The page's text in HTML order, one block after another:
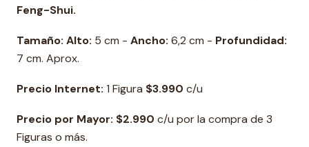
Feng-Shui.
Tamaño: Alto: 5 cm - Ancho: 6,2 cm - Profundidad:
7 cm. Aprox.
Precio Internet: 1 Figura $3.990 c/u
Precio por Mayor: $2.990 c/u por la compra de 3
Figuras o más.